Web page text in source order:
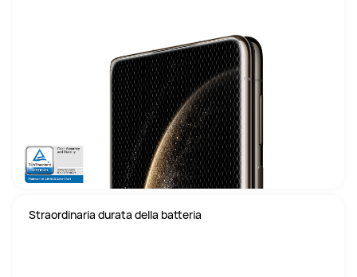
Straordinaria durata della batteria